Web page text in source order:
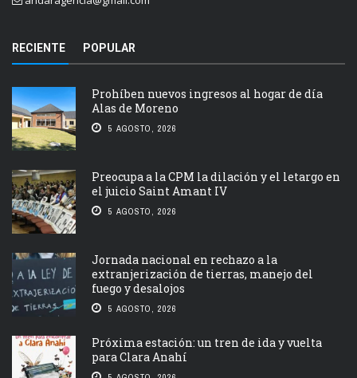
RECIENTE POPULAR
Prohíben nuevos ingresos al hogar de día
Alas de Moreno
5 AGOSTO, 2026
Preocupa a la CPM la dilación y el letargo en
el juicio Saint Amant IV
5 AGOSTO, 2026
Jornada nacional en rechazo a la
extranjerización de tierras, manejo del
fuego y desalojos
5 AGOSTO, 2026
Próxima estación: un tren de ida y vuelta
para Clara Anahí